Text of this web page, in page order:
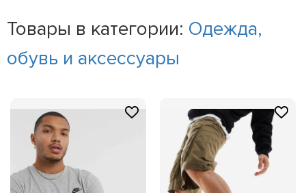
Товары в категории: Одежда,
обувь и аксессуары